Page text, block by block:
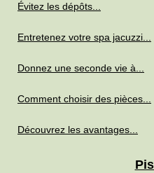
Évitez les dépôts...
Entretenez votre spa jacuzzi...
Donnez une seconde vie à...
Comment choisir des pièces...
Découvrez les avantages...